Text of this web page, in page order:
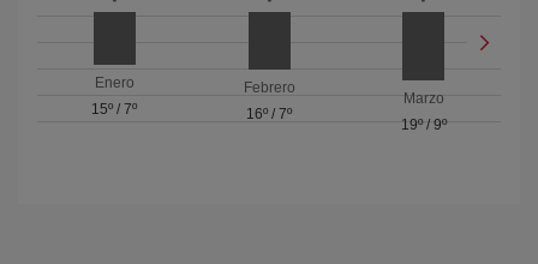
Enero
15º /7º
Febrero
16º / 7º
Marzo
19º/ 9º